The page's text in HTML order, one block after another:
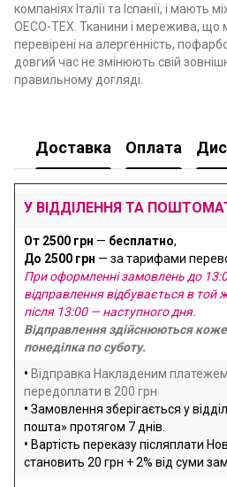
компаніях Італії та Іспанії, і мають
OECO-TEX. Тканини і мережива, що
перевірені на алергенність,
довгий час не змінюють свій
правильному догляді.
Доставка Оплата
У ВІДДІЛЕННЯ ТА
От 2500 грн — бесплатно,
До 2500 грн — за тарифами
При оформленні замовлень до
відправлення відбувається в той
після 13:00 — наступного дня.
Відправлення здійснюються
понеділка по суботу.
• Відправка Накладеним
передоплати в 200 грн
• Замовлення зберігається у
пошта» протягом 7 днів.
• Вартість переказу післяплати
становить 20 грн + 2% від суми